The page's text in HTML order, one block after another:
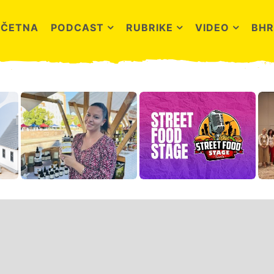
PODCAST RUBRIKE VIDEO